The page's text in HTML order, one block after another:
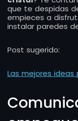
que te despidas
empieces a
instalar paredes
Post sugerido:
Las mejores